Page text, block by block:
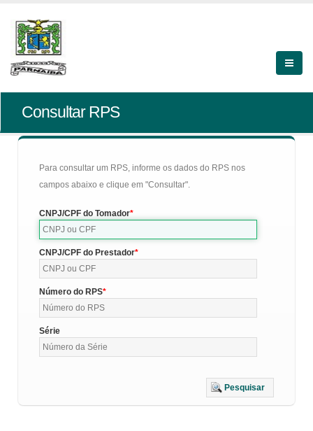
Consultar RPS
Para consultar um RPS, informe os dados do RPS nos
campos abaixo e clique em "Consultar".
CNPJ/CPF do Tomador
CNPJ/CPF do Prestador
Número do RPS
Série
Pesquisar